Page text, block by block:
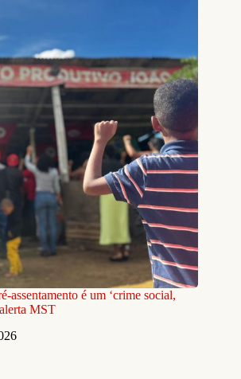
assentamento é um ‘crime social,
MST